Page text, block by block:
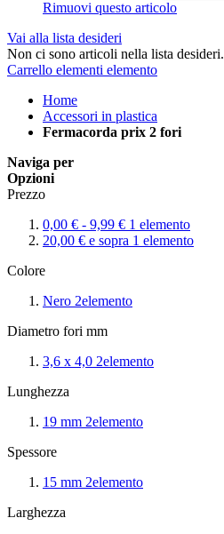
Rimuovi questo articolo
Vai alla lista desideri
Non ci sono articoli nella lista desideri.
Carrello elementi elemento
Home
Accessori in plastica
Fermacorda prix 2 fori
Naviga per
Opzioni
Prezzo
0,00 € - 9,99 € 1 elemento
20,00 € e sopra 1 elemento
Colore
Nero 2elemento
Diametro fori mm
3,6 x 4,0 2elemento
Lunghezza
19 mm 2elemento
Spessore
15 mm 2elemento
Larghezza